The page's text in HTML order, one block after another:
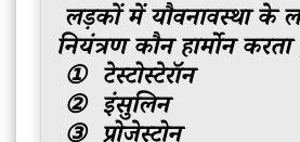
लड़कों में यौवनावस्था के
नियंत्रण कौन हार्मोन
① टेस्टोस्टेरॉन
② इंसुलिन